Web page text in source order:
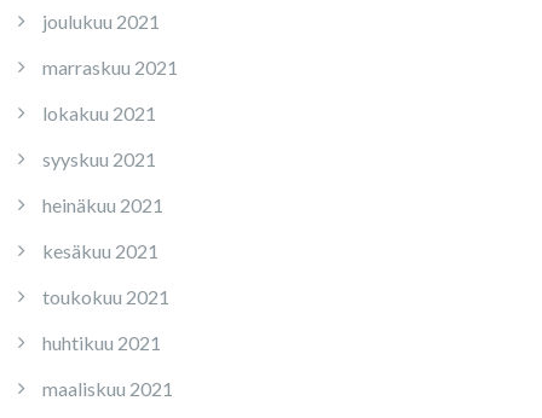
joulukuu 2021
marraskuu 2021
lokakuu 2021
syyskuu 2021
heinäkuu 2021
kesäkuu 2021
toukokuu 2021
huhtikuu 2021
maaliskuu 2021